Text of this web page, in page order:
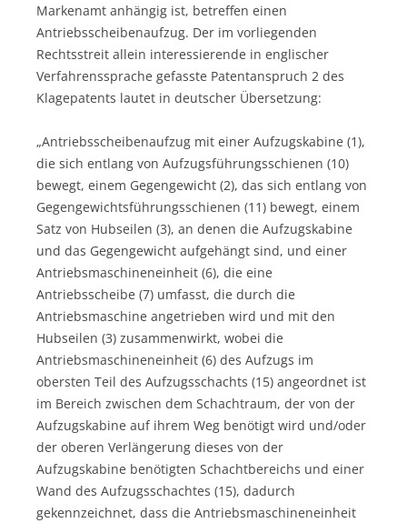
Markenamt anhängig ist, betreffen einen
Antriebsscheibenaufzug. Der im vorliegenden
Rechtsstreit allein interessierende in englischer
Verfahrenssprache gefasste Patentanspruch 2 des
Klagepatents lautet in deutscher Übersetzung:
„Antriebsscheibenaufzug mit einer Aufzugskabine (1),
die sich entlang von Aufzugsführungsschienen (10)
bewegt, einem Gegengewicht (2), das sich entlang von
Gegengewichtsführungsschienen (11) bewegt, einem
Satz von Hubseilen (3), an denen die Aufzugskabine
und das Gegengewicht aufgehängt sind, und einer
Antriebsmaschineneinheit (6), die eine
Antriebsscheibe (7) umfasst, die durch die
Antriebsmaschine angetrieben wird und mit den
Hubseilen (3) zusammenwirkt, wobei die
Antriebsmaschineneinheit (6) des Aufzugs im
obersten Teil des Aufzugsschachts (15) angeordnet ist
im Bereich zwischen dem Schachtraum, der von der
Aufzugskabine auf ihrem Weg benötigt wird und/oder
der oberen Verlängerung dieses von der
Aufzugskabine benötigten Schachtbereichs und einer
Wand des Aufzugsschachtes (15), dadurch
gekennzeichnet, dass die Antriebsmaschineneinheit